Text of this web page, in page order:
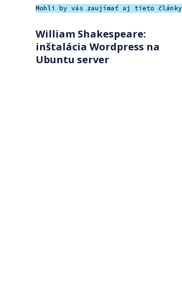
Mohli by vás zaujímať aj tieto články
William Shakespeare:
inštalácia Wordpress na
Ubuntu server